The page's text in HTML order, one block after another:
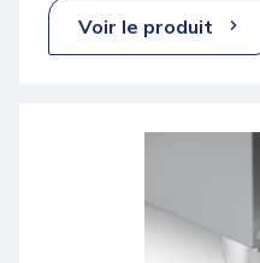
Voir le produit